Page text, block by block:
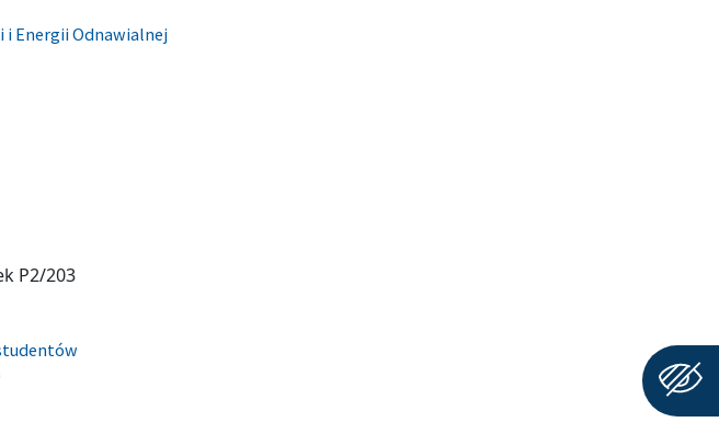
Energii Odnawialnej
P2/203